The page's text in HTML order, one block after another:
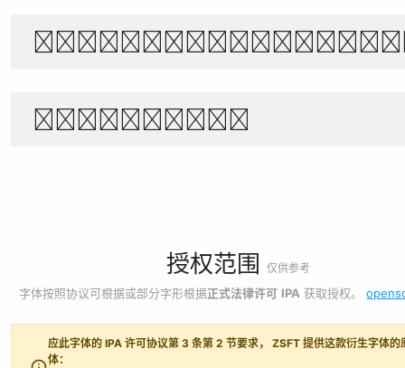
世界宇宙浩瀚無垠，科技創新永無止
1234567890
授权范围 仅供参考
字体按照协议可根据或部分字形根据正式法律许可 IPA 获取授权。
应此字体的 IPA 许可协议第 3 条第 2 节要求， ZSFT 提供这款衍生字体的
体：